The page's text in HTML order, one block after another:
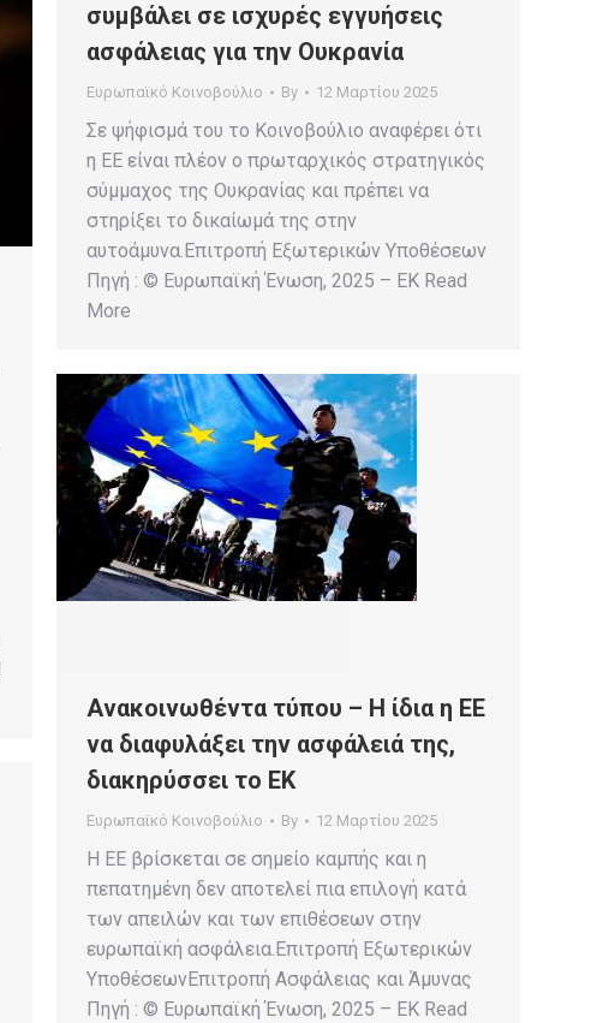
συμβάλει σε ισχυρές εγγυήσεις
ασφάλειας για την Ουκρανία
Ευρωπαϊκό Κοινοβούλιο By 12 Μαρτίου 2025
Σε ψήφισμά του το Κοινοβούλιο αναφέρει ότι
η ΕΕ είναι πλέον ο πρωταρχικός στρατηγικός
σύμμαχος της Ουκρανίας και πρέπει να
στηρίξει το δικαίωμά της στην
αυτοάμυνα.Επιτροπή Εξωτερικών Υποθέσεων
Πηγή : © Ευρωπαϊκή Ένωση, 2025 – EK Read
More
Ανακοινωθέντα τύπου – Η ίδια η ΕΕ
να διαφυλάξει την ασφάλειά της,
διακηρύσσει το ΕΚ
Ευρωπαϊκό Κοινοβούλιο By 12 Μαρτίου 2025
Η ΕΕ βρίσκεται σε σημείο καμπής και η
πεπατημένη δεν αποτελεί πια επιλογή κατά
των απειλών και των επιθέσεων στην
ευρωπαϊκή ασφάλεια.Επιτροπή Εξωτερικών
ΥποθέσεωνΕπιτροπή Ασφάλειας και Άμυνας
Πηγή : © Ευρωπαϊκή Ένωση, 2025 – EK Read